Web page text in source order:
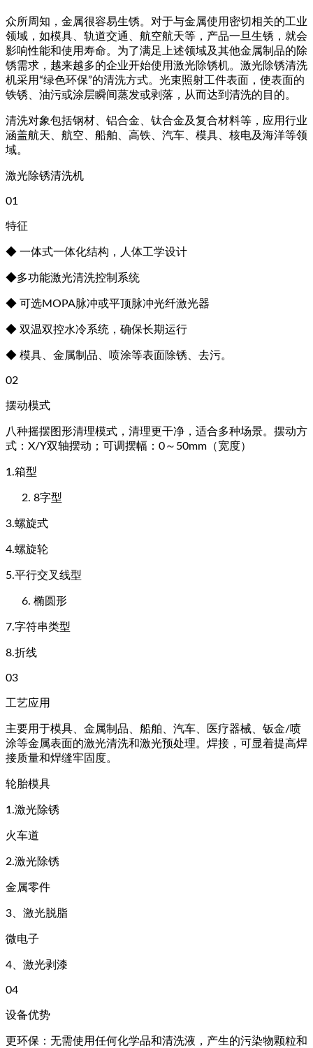
众所周知，金属很容易生锈。对于与金属使用密切相关的工业
领域，如模具、轨道交通、航空航天等，产品一旦生锈，就会
影响性能和使用寿命。为了满足上述领域及其他金属制品的除
锈需求，越来越多的企业开始使用激光除锈机。激光除锈清洗
机采用“绿色环保”的清洗方式。光束照射工件表面，使表面的
铁锈、油污或涂层瞬间蒸发或剥落，从而达到清洗的目的。
清洗对象包括钢材、铝合金、钛合金及复合材料等，应用行业
涵盖航天、航空、船舶、高铁、汽车、模具、核电及海洋等领
域。
激光除锈清洗机
01
特征
◆ 一体式一体化结构，人体工学设计
◆多功能激光清洗控制系统
◆ 可选MOPA脉冲或平顶脉冲光纤激光器
◆ 双温双控水冷系统，确保长期运行
◆ 模具、金属制品、喷涂等表面除锈、去污。
02
摆动模式
八种摇摆图形清理模式，清理更干净，适合多种场景。摆动方
式：X/Y双轴摆动；可调摆幅：0～50mm（宽度）
1.箱型
8字型
3.螺旋式
4.螺旋轮
5.平行交叉线型
椭圆形
7.字符串类型
8.折线
03
工艺应用
主要用于模具、金属制品、船舶、汽车、医疗器械、钣金/喷
涂等金属表面的激光清洗和​​激光预处理。焊接，可显着提高焊
接质量和焊缝牢固度。
轮胎模具
1.激光除锈
火车道
2.激光除锈
金属零件
3、激光脱脂
微电子
4、激光剥漆
04
设备优势
更环保：无需使用任何化学品和清洗液，产生的污染物颗粒和